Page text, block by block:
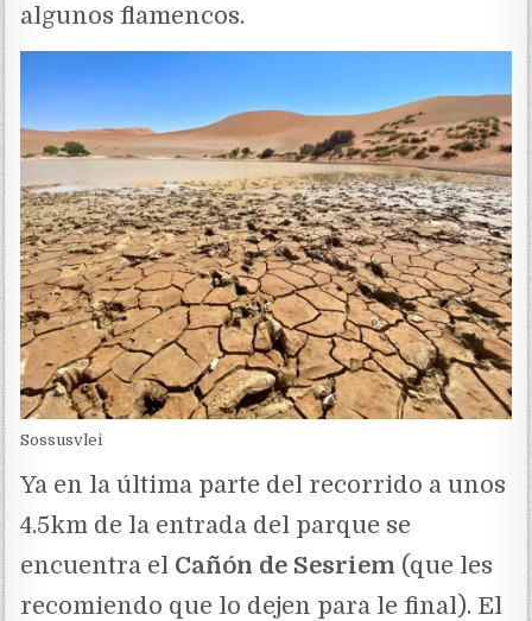
algunos flamencos.
Sossusvlei
Ya en la última parte del recorrido a unos
4.5km de la entrada del parque se
encuentra el Cañón de Sesriem (que les
recomiendo que lo dejen para le final). El